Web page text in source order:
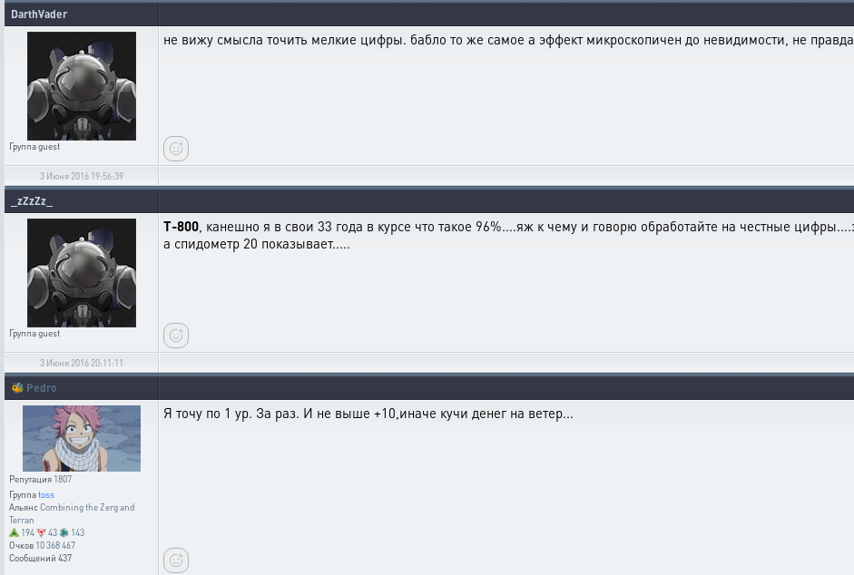
DarthVader
Группаguest
не вижу смысла точить мелкие цифры. бабло то же самое а эффект микроскопичен до невидимости, не
3 Июня 2016 19:56:39
_zZzZz_
Группаguest
T-800, канешно я в свои 33 года в курсе что такое 96%....яж к чему и говорю обработайте на честные
а спидометр 20 показывает.....
3 Июня 2016 20:11:11
🐝 Pedro
Репутация 1807
Группаtoss
АльянсCombining the Zerg and
Terran
194
43
143
Очков 10 368 467
Сообщений 437
Я точу по 1 ур. За раз. И не выше +10,иначе кучи денег на ветер...